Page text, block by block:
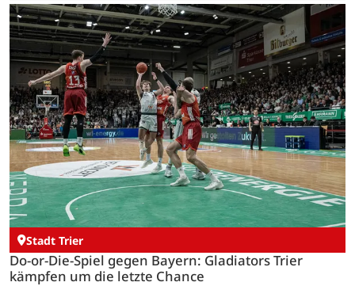
Stadt Trier
Do-or-Die-Spiel gegen Bayern: Gladiators Trier
kämpfen um die letzte Chance